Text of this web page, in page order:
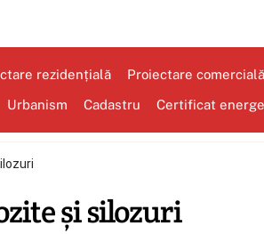
rezidențială Proiectare comercială
Urbanism Cadastru Certificat
și silozuri